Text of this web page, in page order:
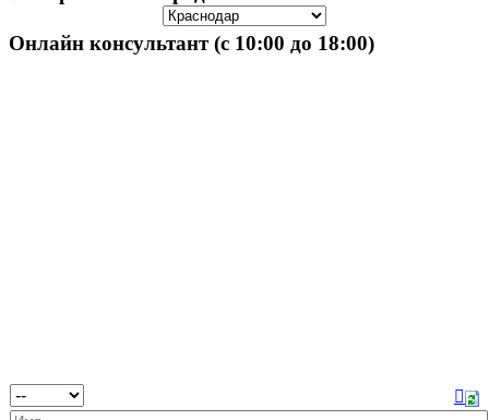
Онлайн консультант (с 10:00 до 18:00)